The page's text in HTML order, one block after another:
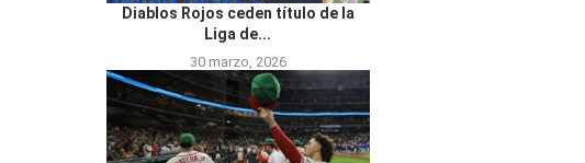
Diablos Rojos ceden título de la
Liga de...
30 marzo, 2026